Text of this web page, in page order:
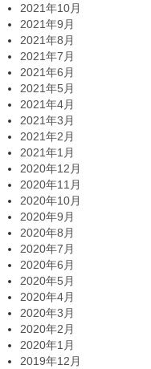
2021年10月
2021年9月
2021年8月
2021年7月
2021年6月
2021年5月
2021年4月
2021年3月
2021年2月
2021年1月
2020年12月
2020年11月
2020年10月
2020年9月
2020年8月
2020年7月
2020年6月
2020年5月
2020年4月
2020年3月
2020年2月
2020年1月
2019年12月